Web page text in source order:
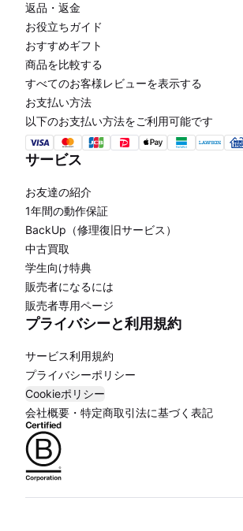
返品・返金
お役立ちガイド
おすすめギフト
商品を比較する
すべてのお客様レビューを表示する
お支払い方法
以下のお支払い方法をご利用可能です
サービス
お友達の紹介
1年間の動作保証
BackUp（修理復旧サービス）
中古買取
学生向け特典
販売者になるには
販売者専用ページ
プライバシーと利用規約
サービス利用規約
プライバシーポリシー
Cookieポリシー
会社概要・特定商取引法に基づく表記